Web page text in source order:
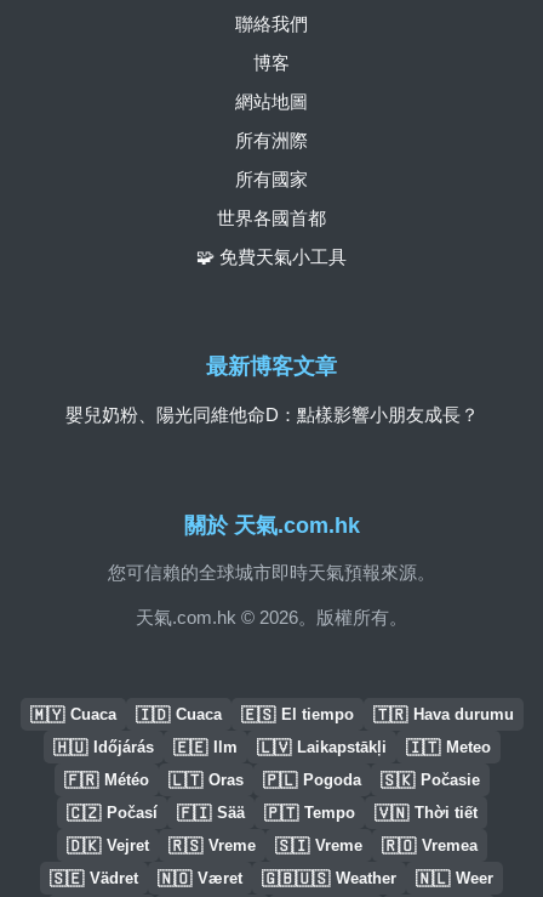
關於 天氣.com.hk
您可信賴的全球城市即時天氣預報來源。
天氣.com.hk © 2026。版權所有。
聯絡我們
博客
網站地圖
所有洲際
所有國家
世界各國首都
🧩 免費天氣小工具
最新博客文章
嬰兒奶粉、陽光同維他命D：點樣影響小朋友成長？
🇲🇾 Cuaca 🇮🇩 Cuaca 🇪🇸 El tiempo 🇹🇷 Hava durumu
🇭🇺 Időjárás 🇪🇪 Ilm 🇱🇻 Laikapstākļi 🇮🇹 Meteo
🇫🇷 Météo 🇱🇹 Oras 🇵🇱 Pogoda 🇸🇰 Počasie
🇨🇿 Počasí 🇫🇮 Sää 🇵🇹 Tempo 🇻🇳 Thời tiết
🇩🇰 Vejret 🇷🇸 Vreme 🇸🇮 Vreme 🇷🇴 Vremea
🇸🇪 Vädret 🇳🇴 Været 🇬🇧🇺🇸 Weather 🇳🇱 Weer